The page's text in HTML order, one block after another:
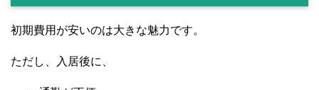
初期費用が安いのは大きな魅力です。
ただし、入居後に、